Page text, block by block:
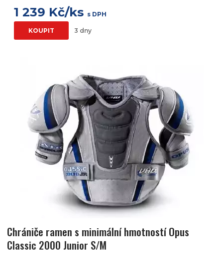
1 239 Kč/ks s DPH
KOUPIT 3 dny
Chrániče ramen s minimální hmotností Opus
Classic 2000 Junior S/M